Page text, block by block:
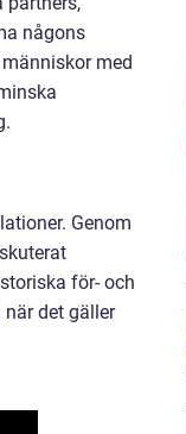
någons
med
Genom
för- och
det gäller